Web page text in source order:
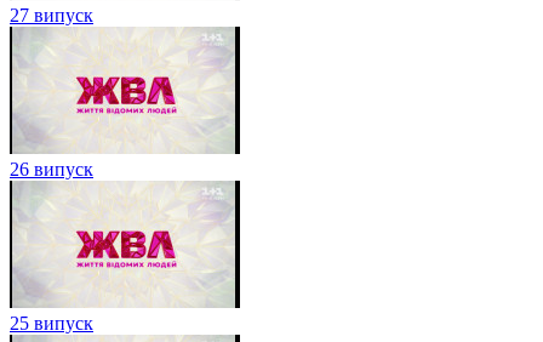
27 випуск
26 випуск
25 випуск